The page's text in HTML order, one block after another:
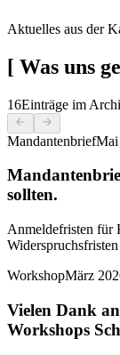
Aktuelles aus der
[ Was uns
16Einträge im
MandantenbriefMai
sollten.
Anmeldefristen für
WorkshopMärz
Vielen Dank
Workshops